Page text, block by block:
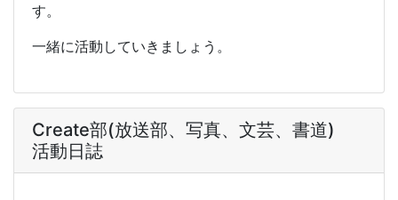
す。
一緒に活動していきましょう。
Create部(放送部、写真、文芸、書道)
活動日誌